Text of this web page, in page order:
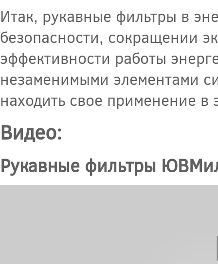
Итак, рукавные фильтры в
безопасности, сокращении
эффективности работы
незаменимыми элементами
находить свое применение в
Видео:
Рукавные фильтры